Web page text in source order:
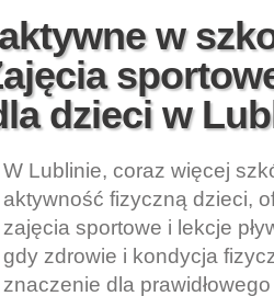
przedszkolach.
Zajęcia
dla
dzieci
Pierwsza
pomoc
Kraków
w
dzieci w
W Lublinie, coraz więcej
aktywność fizyczną dzieci,
zajęcia sportowe i lekcje
gdy zdrowie i kondycja
znaczenie dla